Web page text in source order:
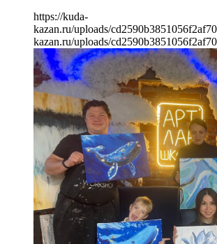
https://kuda-
kazan.ru/uploads/
kazan.ru/uploads/